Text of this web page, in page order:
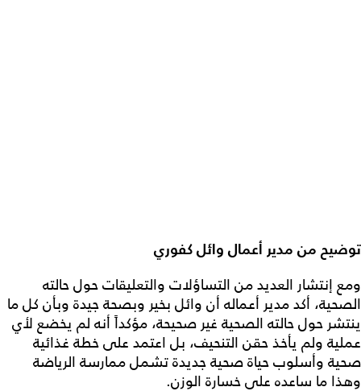
توضيح من مدير أعمال وائل كفوري
ومع إنتشار العديد من التساؤلات والتعليقات حول حالته
الصحية، أكد مدير أعماله أن وائل بخير وبصحة جيدة وبأن كل ما
ينتشر حول حالته الصحية غير صحيحة، مؤكداً أنه لم يخضع لأي
عملية ولم يأخذ حقن التنحيف، بل اعتمد على خطة غذائية
صحية وأسلوب حياة صحية جديدة تشمل ممارسة الرياضة
وهذا ما ساعده على خسارة الوزن.